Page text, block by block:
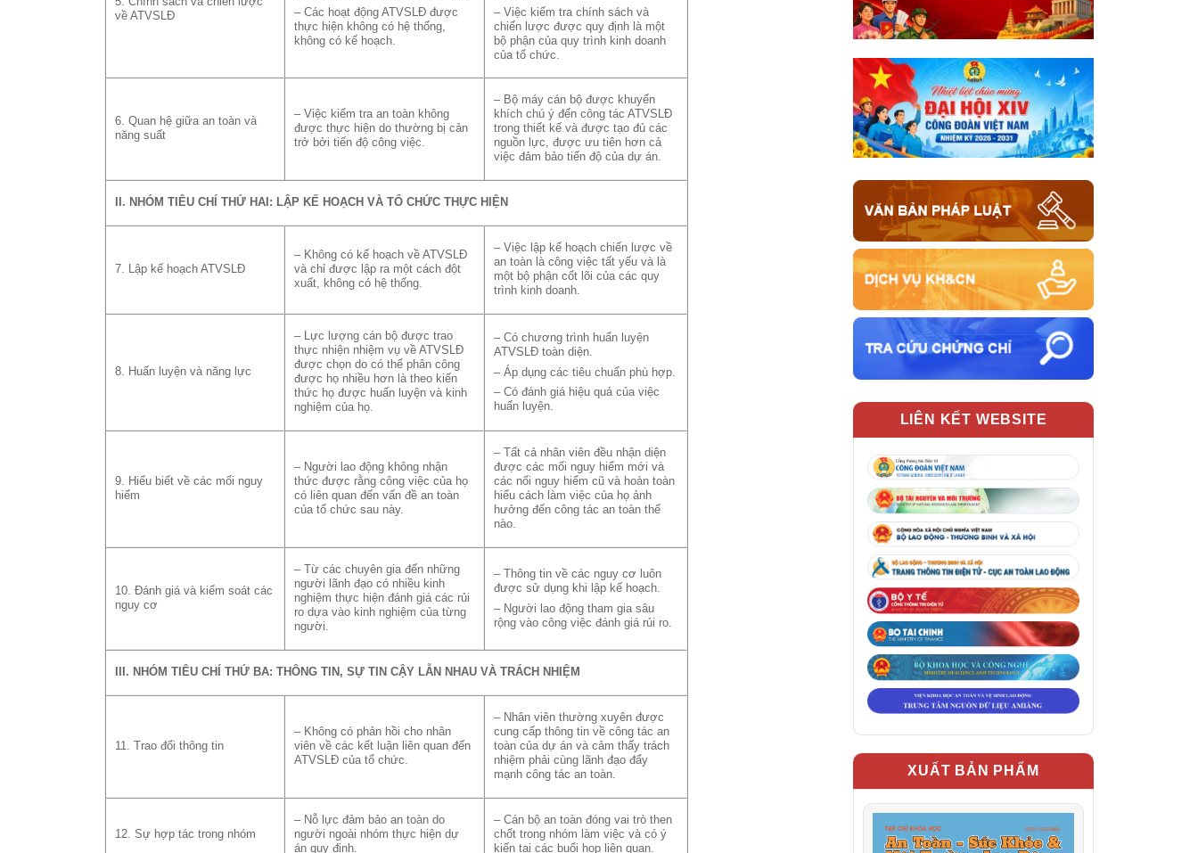
về ATVSLĐ
– Các hoạt động ATVSLĐ được
thực hiện không có hệ thống,
không có kế hoạch.
– Việc kiểm tra chính sách và
chiến lược được quy định là một
bộ phận của quy trình kinh doanh
của tổ chức.
6. Quan hệ giữa an toàn và
năng suất
– Việc kiểm tra an toàn không
được thực hiện do thường bị cản
trở bởi tiến độ công việc.
– Bộ máy cán bộ được khuyến
khích chú ý đến công tác ATVSLĐ
trong thiết kế và được tạo đủ các
nguồn lực, được ưu tiên hơn cả
việc đảm bảo tiến độ của dự án.
II. NHÓM TIÊU CHÍ THỨ HAI: LẬP KẾ HOẠCH VÀ TỔ CHỨC THỰC HIỆN
7. Lập kế hoạch ATVSLĐ
– Không có kế hoạch về ATVSLĐ
và chỉ được lập ra một cách đột
xuất, không có hệ thống.
– Việc lập kế hoạch chiến lược về
an toàn là công việc tất yếu và là
một bộ phận cốt lõi của các quy
trình kinh doanh.
8. Huấn luyện và năng lực
– Lực lượng cán bộ được trao
thực nhiện nhiệm vụ về ATVSLĐ
được chọn do có thể phân công
được họ nhiều hơn là theo kiến
thức họ được huấn luyện và kinh
nghiệm của họ.
– Có chương trình huấn luyện
ATVSLĐ toàn diện.
– Áp dụng các tiêu chuẩn phù hợp.
– Có đánh giá hiệu quả của việc
huấn luyện.
9. Hiểu biết về các mối nguy
hiểm
– Người lao động không nhận
thức được rằng công việc của họ
có liên quan đến vấn đề an toàn
của tổ chức sau này.
– Tất cả nhân viên đều nhận diện
được các mối nguy hiểm mới và
các nối nguy hiểm cũ và hoàn toàn
hiểu cách làm việc của họ ảnh
hưởng đến công tác an toàn thế
nào.
10. Đánh giá và kiểm soát các
nguy cơ
– Từ các chuyên gia đến những
người lãnh đạo có nhiều kinh
nghiệm thực hiện đánh giá các rủi
ro dựa vào kinh nghiệm của từng
người.
– Thông tin về các nguy cơ luôn
được sử dụng khi lập kế hoạch.
– Người lao động tham gia sâu
rộng vào công việc đánh giá rủi ro.
III. NHÓM TIÊU CHÍ THỨ BA: THÔNG TIN, SỰ TIN CẬY LẪN NHAU VÀ TRÁCH NHIỆM
11. Trao đổi thông tin
– Không có phản hồi cho nhân
viên về các kết luận liên quan đến
ATVSLĐ của tổ chức.
– Nhân viên thường xuyên được
cung cấp thông tin về công tác an
toàn của dự án và cảm thấy trách
nhiệm phải cùng lãnh đạo đẩy
mạnh công tác an toàn.
12. Sự hợp tác trong nhóm
– Nỗ lực đảm bảo an toàn do
người ngoài nhóm thực hiện dự
án quy định.
– Cán bộ an toàn đóng vai trò then
chốt trong nhóm làm việc và có ý
kiến tại các buổi họp liên quan.
LIÊN KẾT WEBSITE
XUẤT BẢN PHẨM